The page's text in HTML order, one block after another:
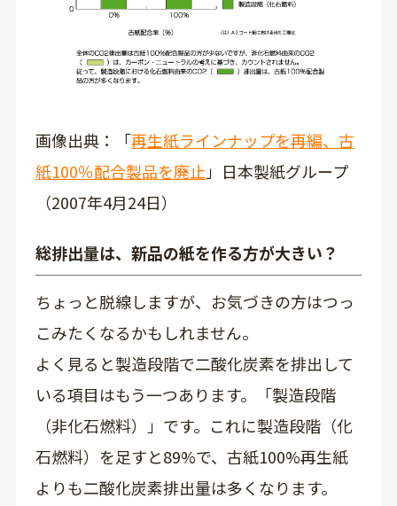
画像出典：「再生紙ラインナップを再編、古
紙100％配合製品を廃止」日本製紙グループ
（2007年4月24日）
総排出量は、新品の紙を作る方が大きい？
ちょっと脱線しますが、お気づきの方はつっ
こみたくなるかもしれません。
よく見ると製造段階で二酸化炭素を排出して
いる項目はもう一つあります。「製造段階
（非化石燃料）」です。これに製造段階（化
石燃料）を足すと89%で、古紙100%再生紙
よりも二酸化炭素排出量は多くなります。